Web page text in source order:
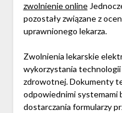
zwolnienie online
pozostały związane z
uprawnionego lekarza.
Zwolnienia lekarskie
wykorzystania
zdrowotnej. Dokumenty
odpowiednimi systemami
dostarczania formularzy